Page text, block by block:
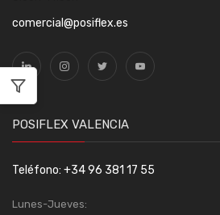
comercial@posiflex.es
POSIFLEX VALENCIA
Teléfono: +34 96 381 17 55
Lunes-Jueves: